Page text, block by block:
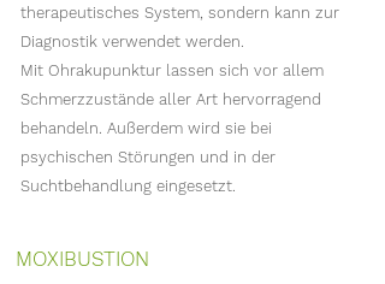
MOXIBUSTION​
therapeutisches System, sondern kann zur
Diagnostik verwendet werden.
Mit Ohrakupunktur lassen sich vor allem
Schmerzzustände aller Art hervorragend
behandeln. Außerdem wird sie bei
psychischen Störungen und in der
Suchtbehandlung eingesetzt.